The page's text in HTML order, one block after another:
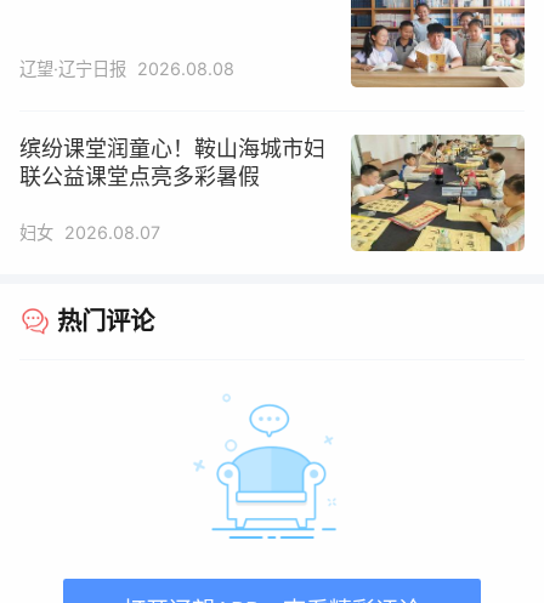
辽望·辽宁日报 2026.08.08
缤纷课堂润童心！鞍山海城市妇
联公益课堂点亮多彩暑假
妇女 2026.08.07
热门评论